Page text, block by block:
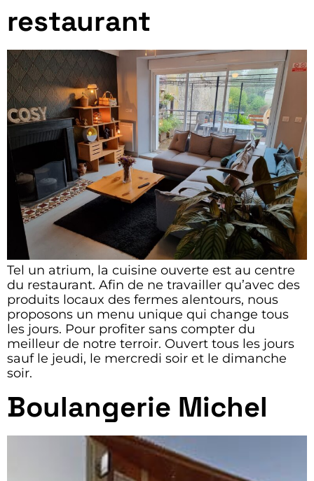
restaurant
Tel un atrium, la cuisine ouverte est au centre
du restaurant. Afin de ne travailler qu’avec des
produits locaux des fermes alentours, nous
proposons un menu unique qui change tous
les jours. Pour profiter sans compter du
meilleur de notre terroir. Ouvert tous les jours
sauf le jeudi, le mercredi soir et le dimanche
soir.
Boulangerie Michel